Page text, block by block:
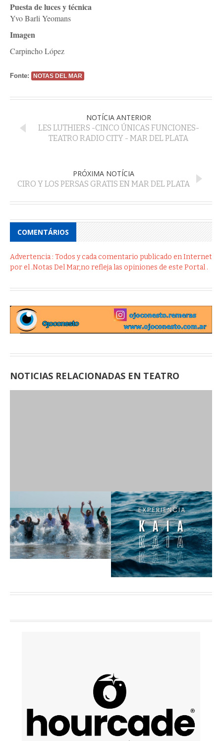
Puesta de luces y técnica
Yvo Barli Yeomans
Imagen
Carpincho López
Fonte: NOTAS DEL MAR
NOTÍCIA ANTERIOR
LES LUTHIERS -CINCO ÚNICAS FUNCIONES-
TEATRO RADIO CITY - MAR DEL PLATA
PRÓXIMA NOTÍCIA
CIRO Y LOS PERSAS GRATIS EN MAR DEL PLATA
COMENTÁRIOS
Advertencia : Todos y cada comentario publicado en Internet
por el .Notas Del Mar,no refleja las opiniones de este Portal .
NOTICIAS RELACIONADAS EN TEATRO